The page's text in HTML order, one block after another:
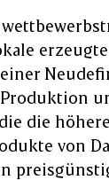
die
von